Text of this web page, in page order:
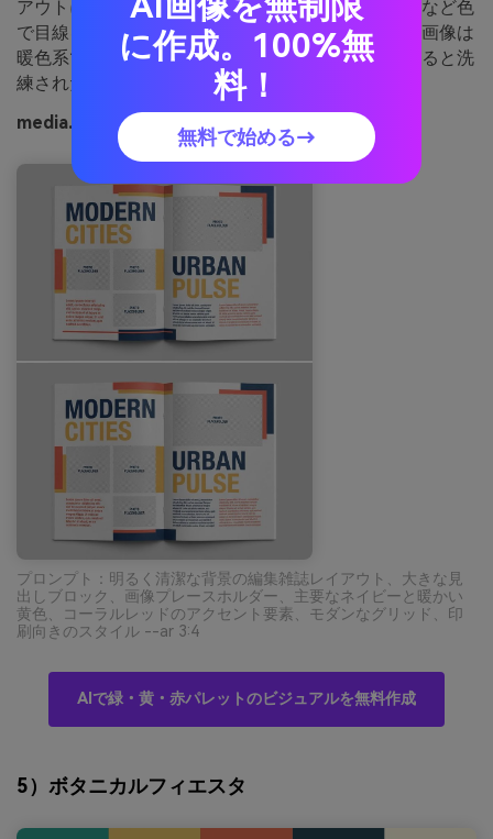
アウトに。編集記事やルックブック、特集スペースなど色
で目線を誘導したい場面におすすめ。使用のコツ：画像は
暖色系でまとめ、ネイビーを本文の主な文字色にすると洗
練された仕上がりになります。
media.ioで生成したオータムパレードの画像例
プロンプト：明るく清潔な背景の編集雑誌レイアウト、大きな見
出しブロック、画像プレースホルダー、主要なネイビーと暖かい
黄色、コーラルレッドのアクセント要素、モダンなグリッド、印
刷向きのスタイル --ar 3:4
AIで緑・黄・赤パレットのビジュアルを無料作成
5）ボタニカルフィエスタ
に作成。100%無
料！
無料で始める→